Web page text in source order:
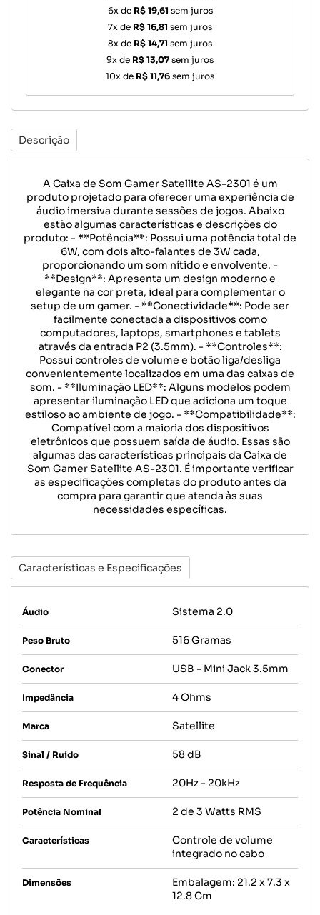
6x de R$ 19,61 sem juros
7x de R$ 16,81 sem juros
8x de R$ 14,71 sem juros
9x de R$ 13,07 sem juros
10x de R$ 11,76 sem juros
Descrição
A Caixa de Som Gamer Satellite AS-2301 é um
produto projetado para oferecer uma experiência de
áudio imersiva durante sessões de jogos. Abaixo
estão algumas características e descrições do
produto: - **Potência**: Possui uma potência total de
6W, com dois alto-falantes de 3W cada,
proporcionando um som nítido e envolvente. -
**Design**: Apresenta um design moderno e
elegante na cor preta, ideal para complementar o
setup de um gamer. - **Conectividade**: Pode ser
facilmente conectada a dispositivos como
computadores, laptops, smartphones e tablets
através da entrada P2 (3.5mm). - **Controles**:
Possui controles de volume e botão liga/desliga
convenientemente localizados em uma das caixas de
som. - **Iluminação LED**: Alguns modelos podem
apresentar iluminação LED que adiciona um toque
estiloso ao ambiente de jogo. - **Compatibilidade**:
Compatível com a maioria dos dispositivos
eletrônicos que possuem saída de áudio. Essas são
algumas das características principais da Caixa de
Som Gamer Satellite AS-2301. É importante verificar
as especificações completas do produto antes da
compra para garantir que atenda às suas
necessidades específicas.
Características e Especificações
Áudio Sistema 2.0
Peso Bruto 516 Gramas
Conector USB - Mini Jack 3.5mm
Impedância 4 Ohms
Marca Satellite
Sinal / Ruído 58 dB
Resposta de Frequência 20Hz - 20kHz
Potência Nominal 2 de 3 Watts RMS
Características
Controle de volume
integrado no cabo
Dimensões
Embalagem: 21.2 x 7.3 x
12.8 Cm